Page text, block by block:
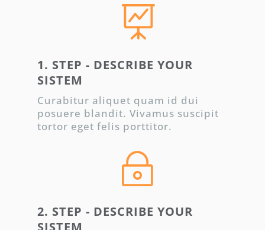

1. STEP - DESCRIBE YOUR
SISTEM
Curabitur aliquet quam id dui
posuere blandit. Vivamus suscipit
tortor eget felis porttitor.
~
2. STEP - DESCRIBE YOUR